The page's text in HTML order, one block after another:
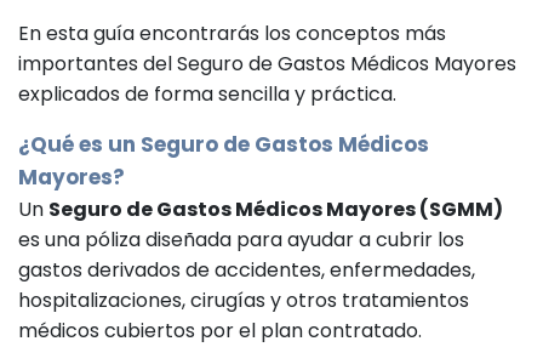
En esta guía encontrarás los conceptos más
importantes del Seguro de Gastos Médicos Mayores
explicados de forma sencilla y práctica.
¿Qué es un Seguro de Gastos Médicos
Mayores?
Un Seguro de Gastos Médicos Mayores (SGMM)
es una póliza diseñada para ayudar a cubrir los
gastos derivados de accidentes, enfermedades,
hospitalizaciones, cirugías y otros tratamientos
médicos cubiertos por el plan contratado.